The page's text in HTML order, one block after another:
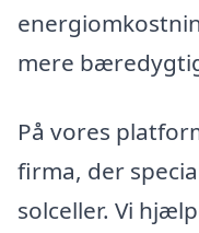
mere
På vores
firma, der
solceller. Vi